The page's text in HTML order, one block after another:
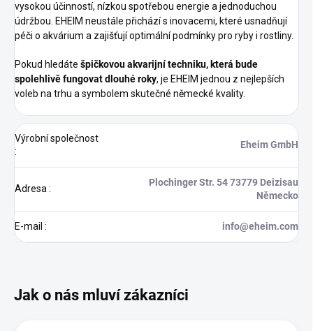
vysokou účinností, nízkou spotřebou energie a jednoduchou
údržbou. EHEIM neustále přichází s inovacemi, které usnadňují
péči o akvárium a zajišťují optimální podmínky pro ryby i rostliny.
Pokud hledáte špičkovou akvarijní techniku, která bude
spolehlivě fungovat dlouhé roky, je EHEIM jednou z nejlepších
voleb na trhu a symbolem skutečné německé kvality.
Výrobní společnost
:
Eheim GmbH
Adresa:
Plochinger Str. 54 73779 Deizisau
Německo
E-mail : info@eheim.com